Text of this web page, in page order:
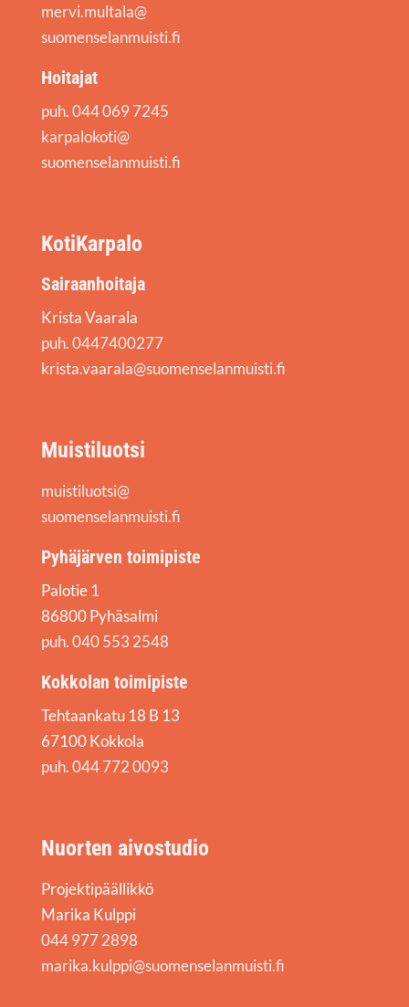
mervi.multala@
suomenselanmuisti.fi
Hoitajat
puh. 044 069 7245
karpalokoti@
suomenselanmuisti.fi
KotiKarpalo
Sairaanhoitaja
Krista Vaarala
puh. 0447400277
krista.vaarala@suomenselanmuisti.fi
Muistiluotsi
muistiluotsi@
suomenselanmuisti.fi
Pyhäjärven toimipiste
Palotie 1
86800 Pyhäsalmi
puh. 040 553 2548
Kokkolan toimipiste
Tehtaankatu 18 B 13
67100 Kokkola
puh. 044 772 0093
Nuorten aivostudio
Projektipäällikkö
Marika Kulppi
044 977 2898
marika.kulppi@suomenselanmuisti.fi